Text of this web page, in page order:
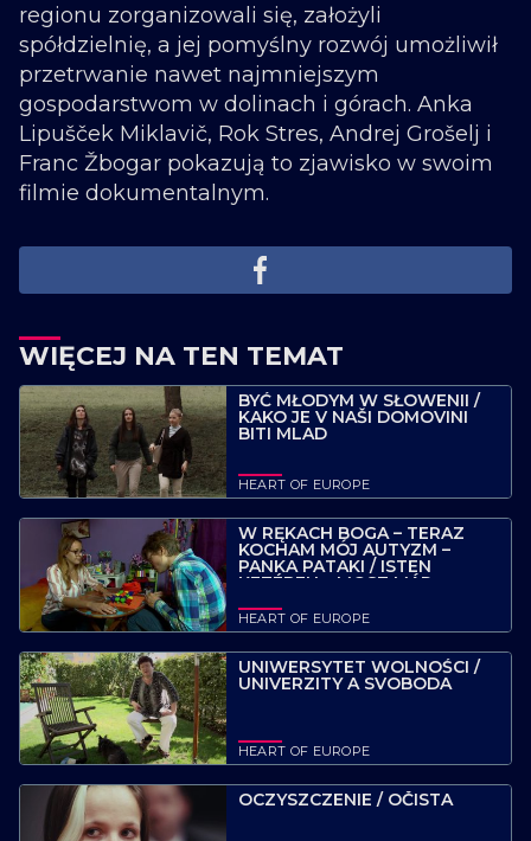
regionu zorganizowali się, założyli
spółdzielnię, a jej pomyślny rozwój umożliwił
przetrwanie nawet najmniejszym
gospodarstwom w dolinach i górach. Anka
Lipušček Miklavič, Rok Stres, Andrej Grošelj i
Franc Žbogar pokazują to zjawisko w swoim
filmie dokumentalnym.
WIĘCEJ NA TEN TEMAT
BYĆ MŁODYM W SŁOWENII /
KAKO JE V NAŠI DOMOVINI
BITI MLAD
HEART OF EUROPE
W RĘKACH BOGA – TERAZ
KOCHAM MÓJ AUTYZM –
PANKA PATAKI / ISTEN
KEZÉBEN – MOST MÁR
VAGYOK – PATAKI PANKA
HEART OF EUROPE
UNIWERSYTET WOLNOŚCI /
UNIVERZITY A SVOBODA
HEART OF EUROPE
OCZYSZCZENIE / OČISTA